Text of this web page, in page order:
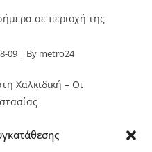
σε περιοχή της
09 By metro24
Χαλκιδική – Οι